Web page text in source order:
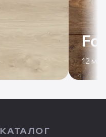
12 мм
КАТАЛОГ